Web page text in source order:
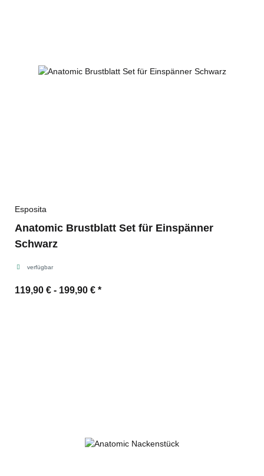
Esposita
Anatomic Brustblatt Set für Einspänner
Schwarz
verfügbar
119,90 € - 199,90 € *